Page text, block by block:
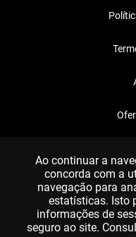
Ao continuar a
concorda com a
navegação para
estatísticas. Isto
informações de
seguro ao site.